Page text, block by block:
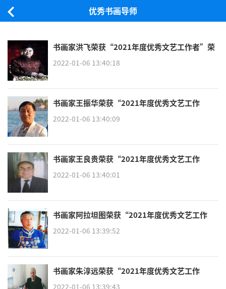
优秀书画导师
书画家洪飞荣获“2021年度优秀文艺工作者”荣
誉称号
2022-01-06 13:40:18
书画家王振华荣获“2021年度优秀文艺工作
者”荣誉称号
2022-01-06 13:40:09
书画家王良贵荣获“2021年度优秀文艺工作
者”荣誉称号
2022-01-06 13:40:01
书画家阿拉坦图荣获“2021年度优秀文艺工作
者”荣誉称号
2022-01-06 13:39:52
书画家朱淳远荣获“2021年度优秀文艺工作
者”荣誉称号
2022-01-06 13:39:43